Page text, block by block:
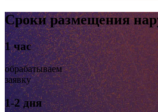
Сроки размещения
1 час
обрабатываем
заявку
1-2 дня